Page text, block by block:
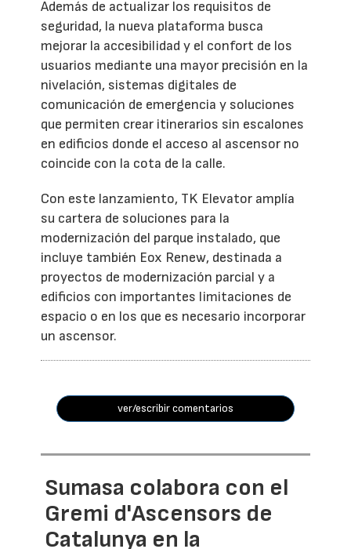
Además de actualizar los requisitos de
seguridad, la nueva plataforma busca
mejorar la accesibilidad y el confort de los
usuarios mediante una mayor precisión en la
nivelación, sistemas digitales de
comunicación de emergencia y soluciones
que permiten crear itinerarios sin escalones
en edificios donde el acceso al ascensor no
coincide con la cota de la calle.
Con este lanzamiento, TK Elevator amplía
su cartera de soluciones para la
modernización del parque instalado, que
incluye también Eox Renew, destinada a
proyectos de modernización parcial y a
edificios con importantes limitaciones de
espacio o en los que es necesario incorporar
un ascensor.
ver/escribir comentarios
Sumasa colabora con el
Gremi d'Ascensors de
Catalunya en la